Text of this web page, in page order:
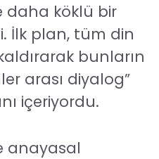
daha köklü bir
İlk plan, tüm din
bunların
arası diyalog”
içeriyordu.
anayasal